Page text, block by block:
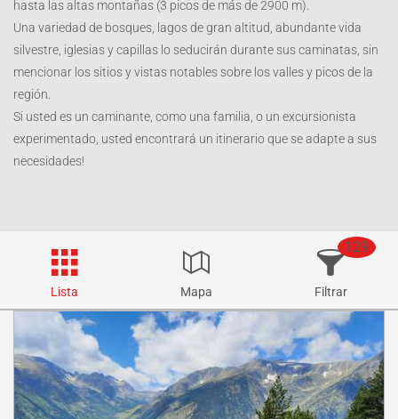
hasta las altas montañas (3 picos de más de 2900 m).
Una variedad de bosques, lagos de gran altitud, abundante vida
silvestre, iglesias y capillas lo seducirán durante sus caminatas, sin
mencionar los sitios y vistas notables sobre los valles y picos de la
región.
Si usted es un caminante, como una familia, o un excursionista
experimentado, usted encontrará un itinerario que se adapte a sus
necesidades!
Lista Mapa Filtrar
129